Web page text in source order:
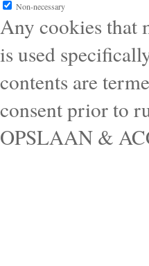
Non-necessary
Any cookies that
is used
contents are
consent prior to
OPSLAAN &